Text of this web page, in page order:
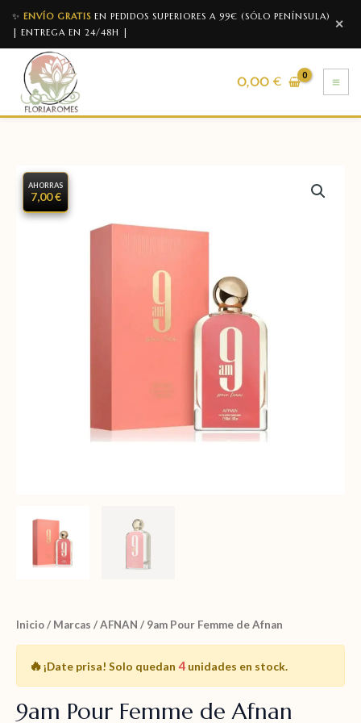
✨ ENVÍO GRATIS EN PEDIDOS SUPERIORES A 99€ (SÓLO PENÍNSULA)
| ENTREGA EN 24/48H |
✕
0,00€
AHORRAS
7,00 €
Inicio/ Marcas /AFNAN / 9am Pour Femme de Afnan
🔥¡Date prisa! Solo quedan 4 unidades en stock.
9am Pour Femme de Afnan